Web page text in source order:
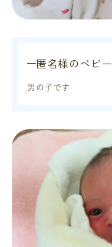
匿名様のベビー
男の子です